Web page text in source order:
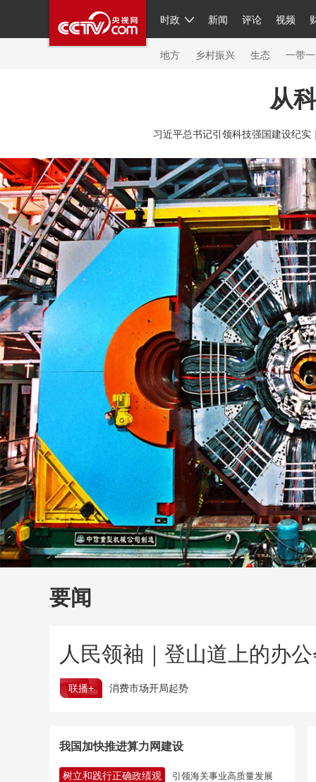
时政 新闻 评论 视频
人民领袖习近平 联播+ 中国
直播 片库 栏目大全 节目单
繁体 海外频道 iPanda
地方 乡村振兴 生态 一带
总台春晚
新闻
人民领袖
视频
现场
体育
VIP会员
财经
大国智造
CCTV.节
从
习近平总书记引领科技强国建设纪实
要闻
人民领袖｜登山道上的办
联播+ 消费市场开局起势
我国加快推进算力网建设
树立和践行正确政绩观 引领海关事业高质量发展